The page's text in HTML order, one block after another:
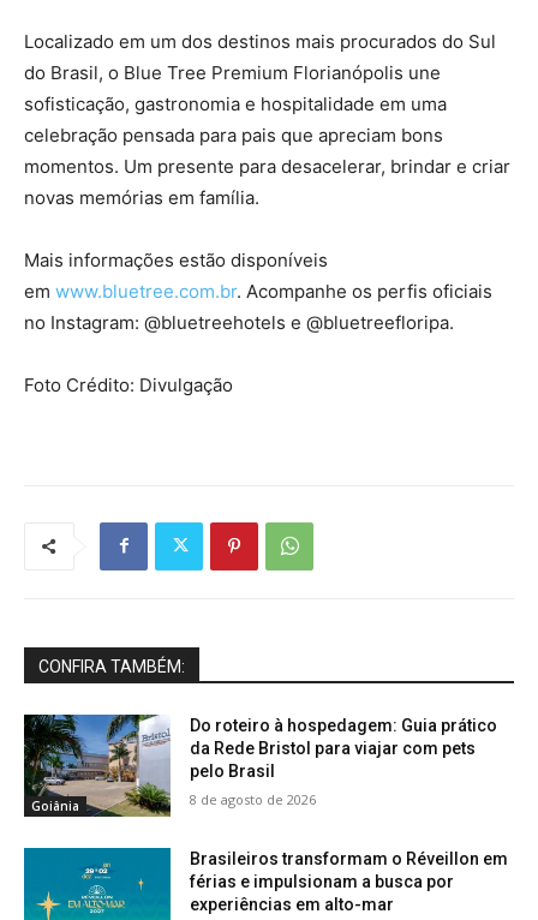
Localizado em um dos destinos mais procurados do Sul
do Brasil, o Blue Tree Premium Florianópolis une
sofisticação, gastronomia e hospitalidade em uma
celebração pensada para pais que apreciam bons
momentos. Um presente para desacelerar, brindar e criar
novas memórias em família.
Mais informações estão disponíveis
em www.bluetree.com.br. Acompanhe os perfis oficiais
no Instagram: @bluetreehotels e @bluetreefloripa.
Foto Crédito: Divulgação
CONFIRA TAMBÉM:
Goiânia
Do roteiro à hospedagem: Guia prático
da Rede Bristol para viajar com pets
pelo Brasil
8 de agosto de 2026
Brasileiros transformam o Réveillon em
férias e impulsionam a busca por
experiências em alto-mar